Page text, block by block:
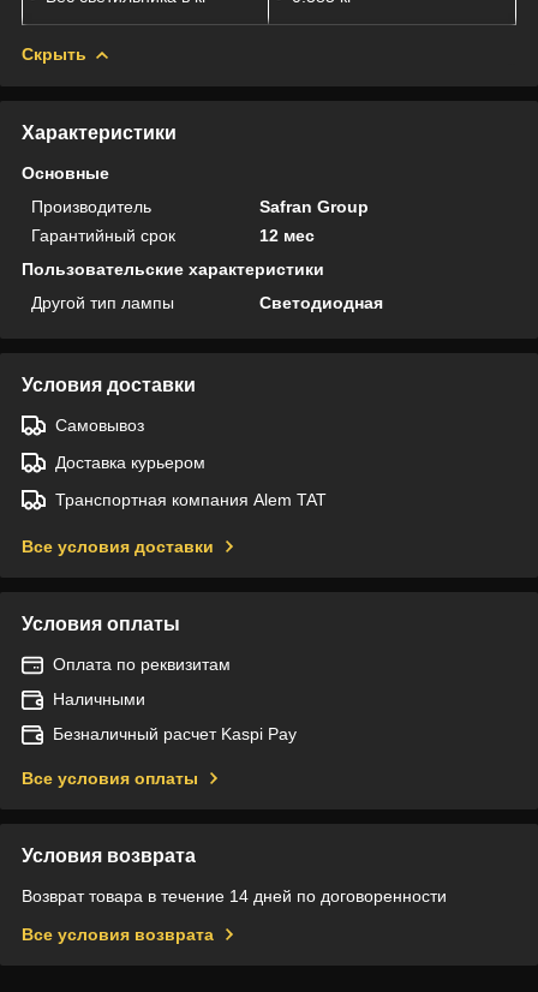
Скрыть
Характеристики
Основные
Производитель
Safran Group
Гарантийный срок
12 мес
Пользовательские характеристики
Другой тип лампы
Светодиодная
Условия доставки
Самовывоз
Доставка курьером
Транспортная компания Alem TAT
Все условия доставки
Условия оплаты
Оплата по реквизитам
Наличными
Безналичный расчет Kaspi Pay
Все условия оплаты
Условия возврата
Возврат товара в течение 14 дней по договоренности
Все условия возврата